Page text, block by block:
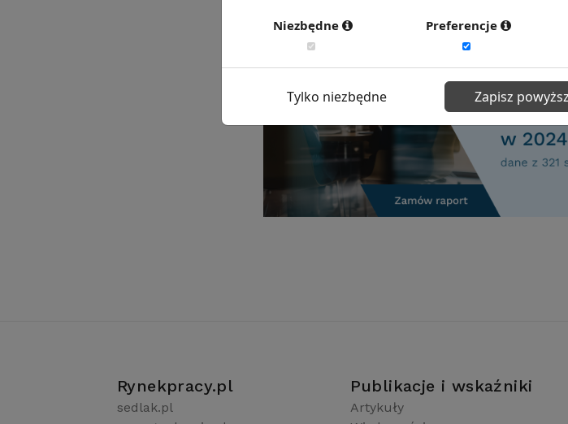
Rynekpracy.pl
sedlak.pl
Publikacje i wskaźniki
Artykuły
Niezbędne Preferencje
Tylko niezbędne Zapisz